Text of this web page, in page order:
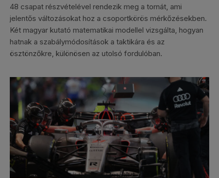
48 csapat részvételével rendezik meg a tornát, ami
jelentős változásokat hoz a csoportkörös mérkőzésekben.
Két magyar kutató matematikai modellel vizsgálta, hogyan
hatnak a szabálymódosítások a taktikára és az
ösztönzőkre, különösen az utolsó fordulóban.